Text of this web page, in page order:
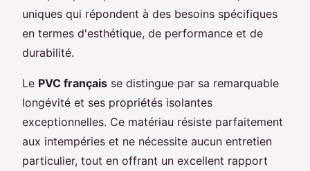
uniques qui répondent à des besoins spécifiques
en termes d'esthétique, de performance et de
durabilité.
Le PVC français se distingue par sa remarquable
longévité et ses propriétés isolantes
exceptionnelles. Ce matériau résiste parfaitement
aux intempéries et ne nécessite aucun entretien
particulier, tout en offrant un excellent rapport